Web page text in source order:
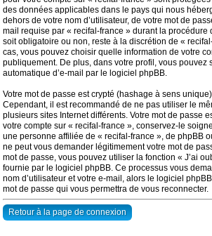
des données applicables dans le pays qui nous
dehors de votre nom d’utilisateur, de votre mot de
mail requise par « recifal-france » durant la procédure
soit obligatoire ou non, reste à la discrétion de «
cas, vous pouvez choisir quelle information de votre
publiquement. De plus, dans votre profil, vous pouvez
automatique d’e-mail par le logiciel phpBB.
Votre mot de passe est crypté (hashage à sens
Cependant, il est recommandé de ne pas utiliser le
plusieurs sites Internet différents. Votre mot de passe
votre compte sur « recifal-france », conservez-le
une personne affiliée de « recifal-france », de phpBB
ne peut vous demander légitimement votre mot de
mot de passe, vous pouvez utiliser la fonction « J’ai
fournie par le logiciel phpBB. Ce processus vous
nom d’utilisateur et votre e-mail, alors le logiciel
mot de passe qui vous permettra de vous reconnecter.
Retour à la page de connexion